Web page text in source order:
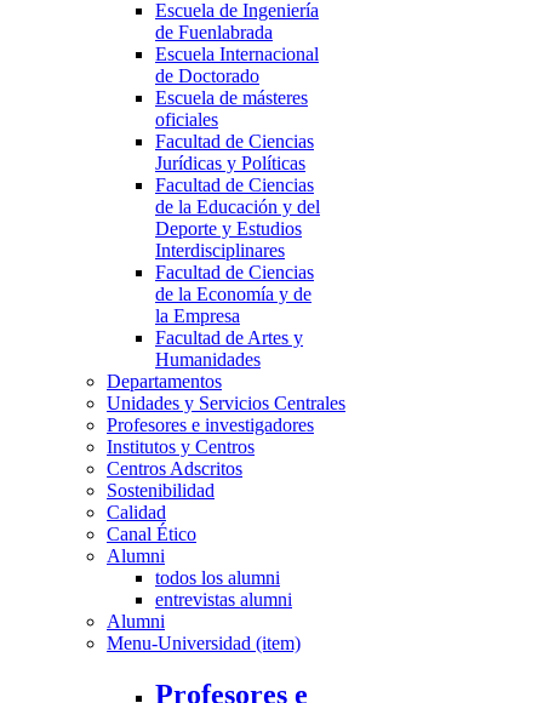
Escuela de Ingeniería
de Fuenlabrada
Escuela Internacional
de Doctorado
Escuela de másteres
oficiales
Facultad de Ciencias
Jurídicas y Políticas
Facultad de Ciencias
de la Educación y del
Deporte y Estudios
Interdisciplinares
Facultad de Ciencias
de la Economía y de
la Empresa
Facultad de Artes y
Humanidades
Departamentos
Unidades y Servicios Centrales
Profesores e investigadores
Institutos y Centros
Centros Adscritos
Sostenibilidad
Calidad
Canal Ético
Alumni
todos los alumni
entrevistas alumni
Alumni
Menu-Universidad (item)
Profesores e